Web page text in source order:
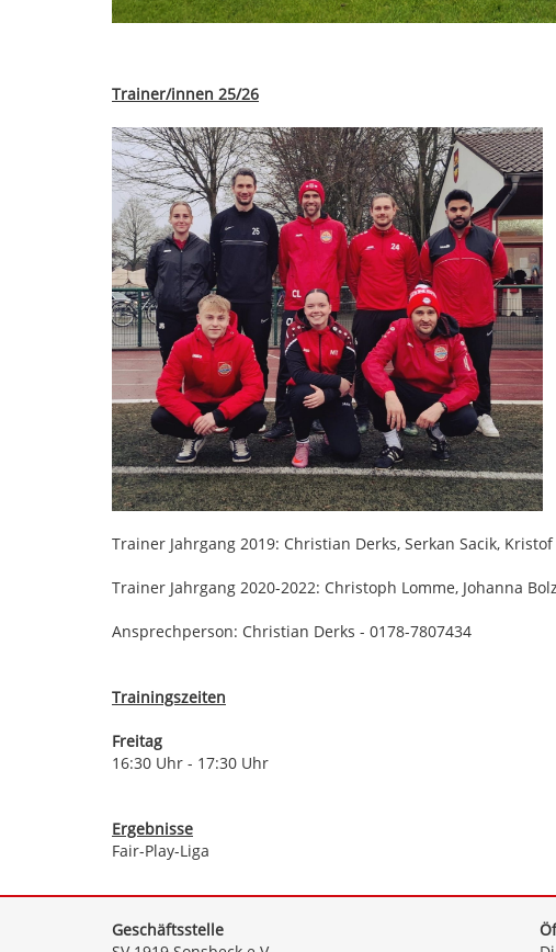
Trainer/innen 25/26
Trainer Jahrgang 2019: Christian Derks, Serkan Sacik, Kristof
Trainer Jahrgang 2020-2022: Christoph Lomme, Johanna
Ansprechperson: Christian Derks - 0178-7807434
Trainingszeiten
Freitag
16:30 Uhr - 17:30 Uhr
Ergebnisse
Fair-Play-Liga
Geschäftsstelle